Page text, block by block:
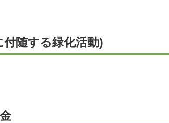
付随する緑化活動)